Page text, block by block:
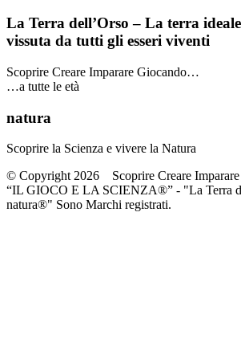
La Terra dell’Orso – La terra ideale
vissuta da tutti gli esseri viventi
Scoprire Creare Imparare Giocando…
…a tutte le età
natura
Scoprire la Scienza e vivere la Natura
© Copyright 2026
Scoprire Creare
“IL GIOCO E LA SCIENZA®” - "La Terra
natura®" Sono Marchi registrati.